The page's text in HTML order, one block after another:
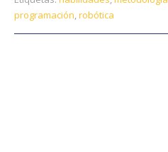
programación,robótica